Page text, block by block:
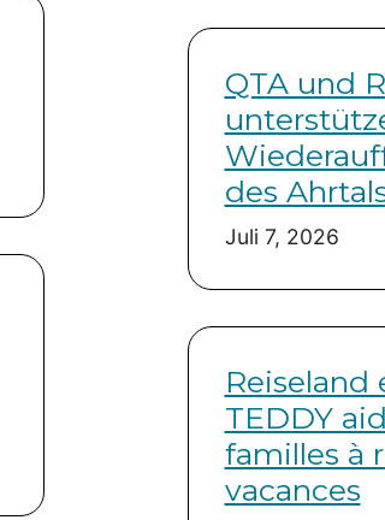
QTA und
des
Juli 7, 2026
Reiseland
TEDDY
familles à
vacances